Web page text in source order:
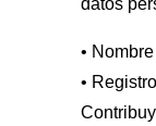
datos
• Nombre
•